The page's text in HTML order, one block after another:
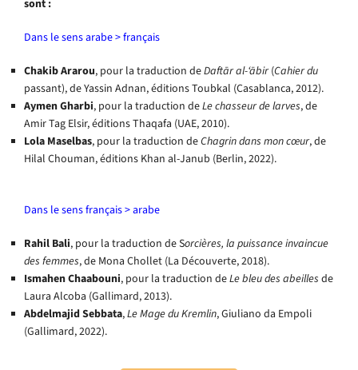
sont :
Dans le sens arabe > français
Chakib Ararou, pour la traduction deDaftār al-‘ābir(Cahier du
passant), de Yassin Adnan, éditions Toubkal (Casablanca, 2012).
Aymen Gharbi, pour la traduction deLe chasseur de larves, de
Amir Tag Elsir, éditions Thaqafa (UAE, 2010).
Lola Maselbas, pour la traduction deChagrin dans mon cœur, de
Hilal Chouman, éditions Khan al-Janub (Berlin, 2022).
Dans le sens français > arabe
Rahil Bali, pour la traduction de Sorcières, la puissance invaincue
des femmes, de Mona Chollet (La Découverte, 2018).
Ismahen Chaabouni, pour la traduction deLe bleu des abeilles de
Laura Alcoba (Gallimard, 2013).
Abdelmajid Sebbata,Le Mage du Kremlin, Giuliano da Empoli
(Gallimard, 2022).